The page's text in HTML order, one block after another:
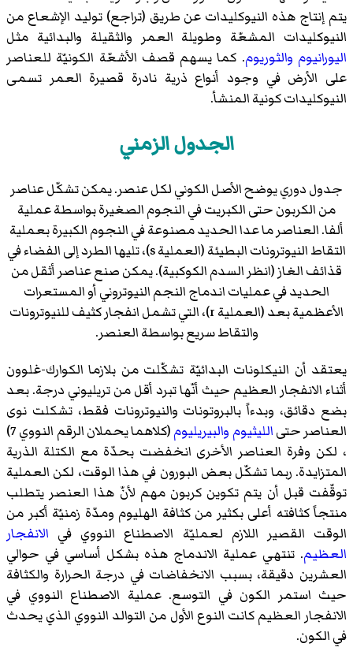
يتم إنتاج هذه النيوكليدات عن طريق (تراجع) توليد الإشعاع من
النيوكليدات المشعّة وطويلة العمر والثقيلة والبدائية مثل
اليورانيوم والثوريوم. كما يسهم قصف الأشعّة الكونيّة للعناصر
على الأرض في وجود أنواع ذرية نادرة قصيرة العمر تسمى
النيوكليدات كونية المنشأ.
الجدول الزمني
جدول دوري يوضح الأصل الكوني لكل عنصر. يمكن تشكّل عناصر
من الكربون حتى الكبريت في النجوم الصغيرة بواسطة عملية
ألفا. العناصر ما عدا الحديد مصنوعة في النجوم الكبيرة بعملية
التقاط النيوترونات البطيئة (العملية s)، تليها الطرد إلى الفضاء في
قذائف الغاز (انظر السدم الكوكبية). يمكن صنع عناصر أثقل من
الحديد في عمليات اندماج النجم النيوتروني أو المستعرات
الأعظمية بعد (العملية r)، التي تشمل انفجار كثيف للنيوترونات
والتقاط سريع بواسطة العنصر.
يعتقد أن النيكلونات البدائيّة تشكّلت من بلازما الكوارك-غلوون
أثناء الانفجار العظيم حيث أنّها تبرد أقل من تريليوني درجة. بعد
بضع دقائق، وبدءاً بالبروتونات والنيوترونات فقط، تشكلت نوى
العناصر حتىالليثيوم والبيريليوم
(كلاهما يحملان الرقم النووي 7)
، لكن وفرة العناصر الأخرى انخفضت بحدّة مع الكتلة الذرية
المتزايدة. ربما تشكّل بعض البورون في هذا الوقت، لكن العملية
توقّفت قبل أن يتم تكوين كربون مهم لأنّ هذا العنصر يتطلب
منتجاً كثافته أعلى بكثير من كثافة الهليوم ومدّة زمنيّة أكبر من
الوقت القصير اللازم لعمليّة الاصطناع النووي في الانفجار
العظيم. تنتهي عملية الاندماج هذه بشكل أساسي في حوالي
العشرين دقيقة، بسبب الانخفاضات في درجة الحرارة والكثافة
حيث استمر الكون في التوسع. عملية الاصطناع النووي في
الانفجار العظيم كانت النوع الأول من التوالد النووي الذي يحدث
في الكون.